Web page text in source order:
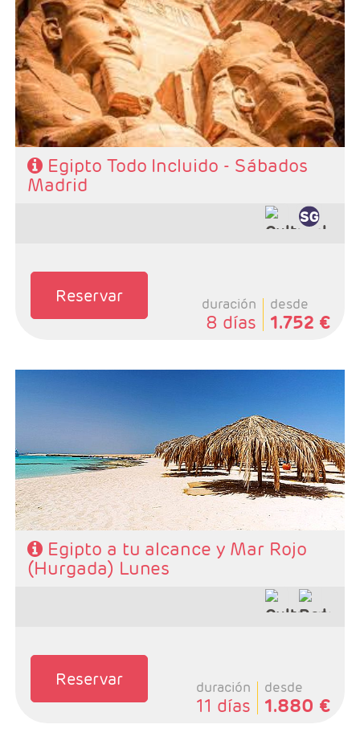
- Salidas: Sabados desde Madrid
- Ruta: 4 noches crucero y 3 Cairo
- Categoría hotelera: STANDAR - PRIMERA - SUPERIOR
Y PREMIUM
- Régimen: PC en crucero y PC en Cairo
- Incluidas todas las visitas
Egipto Todo Incluido - Sábados
Madrid
Reservar duración
8 días
desde
1.752 €
Régimen: AD en Cairo, PC en crucero
Pago directo en destino: Visado y propinas 65 €
Egipto a tu alcance y Mar Rojo
(Hurgada) Lunes
Reservar duración
11 días
desde
1.880 €